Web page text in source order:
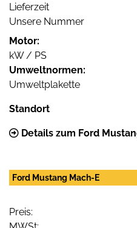
Lieferzeit
Unsere Nummer
Motor:
kW / PS
Umweltnormen:
Umweltplakette
Standort
Details zum Ford
Ford Mustang Mach-E
Preis: